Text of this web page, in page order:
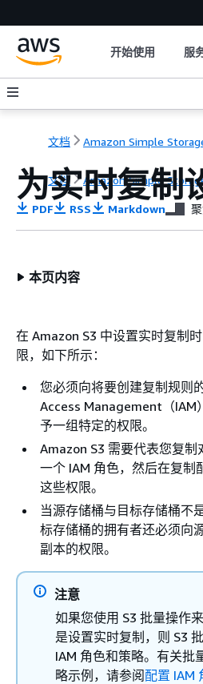
开始使用 服
文档 Amazon Simple
文档 Amazon Simple
为实时复制
PDF RSS Markdown
本页内容
在 Amazon S3 中设置实时复制
限，如下所示：
您必须向将要创建复制规则
Access Management（IAM
予一组特定的权限。
Amazon S3 需要代表您复
一个 IAM 角色，然后在复制
这些权限。
当源存储桶与目标存储桶不
标存储桶的拥有者还必须向
副本的权限。
注意
如果您使用 S3 批量操作
是设置实时复制，则 S3
IAM 角色和策略。有关批
略示例，请参阅配置 IAM